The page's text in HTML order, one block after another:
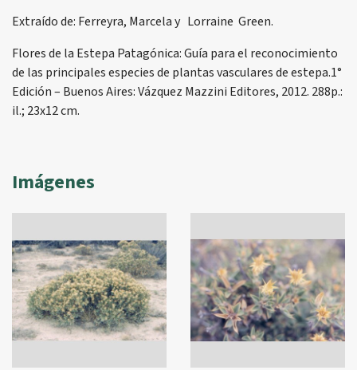
Extraído de: Ferreyra, Marcela y Lorraine Green.
Flores de la Estepa Patagónica: Guía para el reconocimiento
de las principales especies de plantas vasculares de estepa.1°
Edición – Buenos Aires: Vázquez Mazzini Editores, 2012. 288p.:
il.; 23x12 cm.
Imágenes